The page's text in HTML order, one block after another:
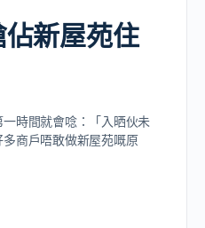
佔新屋苑住
時間就會唸：「入晒伙未
商戶唔敢做新屋苑嘅原